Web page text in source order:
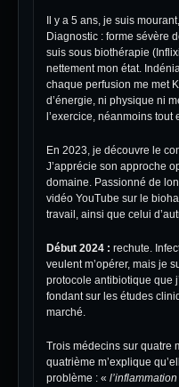
Il y a 5 ans, je suis
Diagnostic : forme sévère
suis sous biothérapie
nettement mon état.
chaque perfusion me met
d’énergie, ni physique ni
l’exercice, néanmoins tout
En 2023, je découvre le
J’apprécie son approche
domaine. Passionné de
vidéo YouTube sur le
travail, ainsi que celui
Début 2024 : rechute.
veulent m’opérer, mais je
protocole antibiotique que
fondant sur les études
marché.
Trois médecins sur quatre
quatrième m’explique
problème : «